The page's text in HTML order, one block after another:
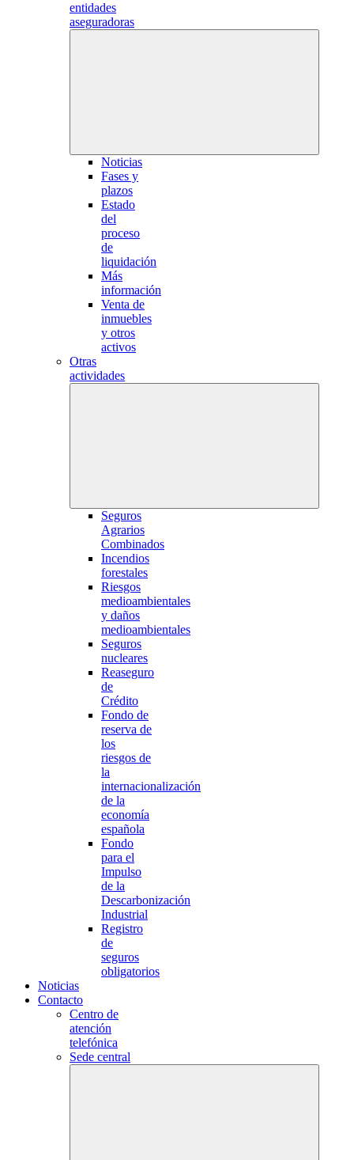
entidades
aseguradoras
Noticias
Fases y
plazos
Estado
del
proceso
de
liquidación
Más
información
Venta de
inmuebles
y otros
activos
Otras
actividades
Seguros
Agrarios
Combinados
Incendios
forestales
Riesgos
medioambientales
y daños
medioambientales
Seguros
nucleares
Reaseguro
de
Crédito
Fondo de
reserva de
los
riesgos de
la
internacionalización
de la
economía
española
Fondo
para el
Impulso
de la
Descarbonización
Industrial
Registro
de
seguros
obligatorios
Noticias
Contacto
Centro de
atención
telefónica
Sede central